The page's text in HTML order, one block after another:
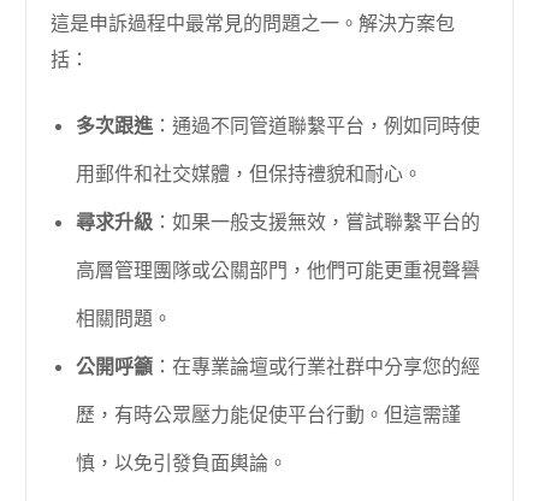
這是申訴過程中最常見的問題之一。解決方案包
括：
多次跟進：通過不同管道聯繫平台，例如同時使
用郵件和社交媒體，但保持禮貌和耐心。
尋求升級 ：如果一般支援無效，嘗試聯繫平台的
高層管理團隊或公關部門，他們可能更重視聲譽
相關問題。
公開呼籲 ：在專業論壇或行業社群中分享您的經
歷，有時公眾壓力能促使平台行動。但這需謹
慎，以免引發負面輿論。